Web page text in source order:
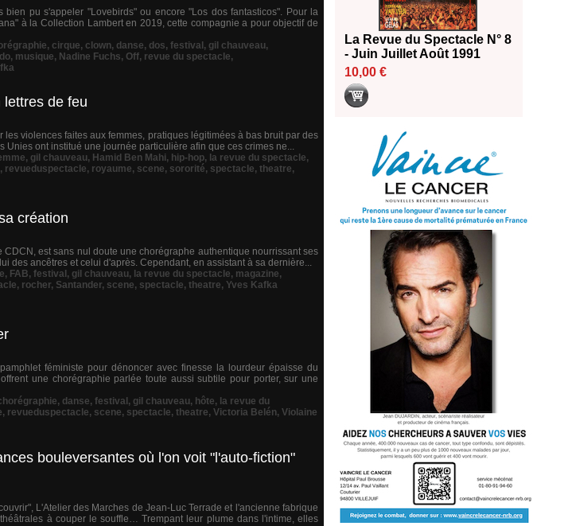
pu s'appeler "Lovebirds" ou encore "Los dos fantasticos". Pour la
à la Collection Lambert en 2019, cette compagnie a pour objectif de
, cirque, clown, danse, dos, festival , gil chauveau,
, musique, Nadine Fuchs, Off, revue du spectacle,
de feu
violences faites aux femmes, pratiques légitimées à bas bruit par des
ont institué une journée particulière afin que ces crimes ne...
, gil chauveau, Hamid Ben Mahi, hip-hop, la revue du spectacle,
, revueduspectacle, royaume, scene, sororité, spectacle, theatre,
création
est sans nul doute une chorégraphe authentique nourrissant ses
des ancêtres et celui d'après. Cependant, en assistant à sa dernière...
, FAB, festival , gil chauveau, la revue du spectacle, magazine,
, rocher, Santander, scene, spectacle, theatre, Yves Kafka
féministe pour dénoncer avec finesse la lourdeur épaisse du
une chorégraphie parlée toute aussi subtile pour porter, sur une
, danse, festival , gil chauveau, hôte, la revue du
, revueduspectacle, scene, spectacle, theatre, Victoria Belén, Violaine
bouleversantes où l'on voit "l'auto-fiction"
L'Atelier des Marches de Jean-Luc Terrade et l'ancienne fabrique
à couper le souffle… Trempant leur plume dans l'intime, elles
La Revue du Spectacle N° 8
- Juin Juillet Août 1991
10,00 €